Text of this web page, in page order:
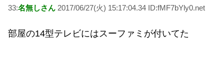
33:名無しさん 2017/06/27(火) 15:17:04.34 ID:fMF7bYly0.net
部屋の14型テレビにはスーファミが付いてた